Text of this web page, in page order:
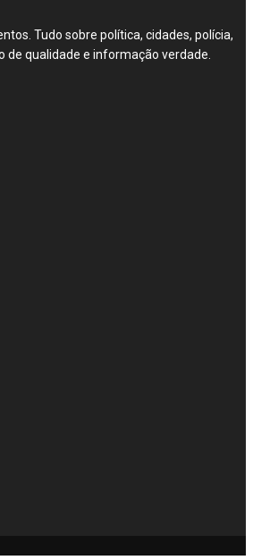
Tudo sobre política, cidades, polícia,
qualidade e informação verdade.